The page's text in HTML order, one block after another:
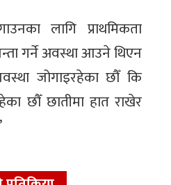
लागि प्राथमिकता
गर्ने अवस्था आउने थिएन
जोगाइरहेका छौँ कि
छौँ छातीमा हात राखेर